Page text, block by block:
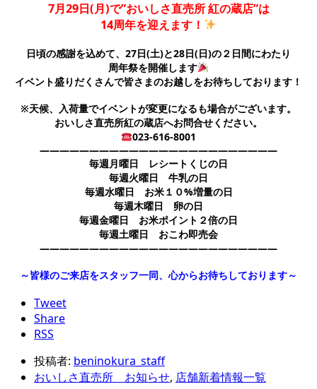
7月29日(月)で”おいしさ直売所 紅の蔵店”は
14周年を迎えます！
日頃の感謝を込めて、27日(土)と28日(日)の２日間にわたり
周年祭を開催します
イベント盛りだくさんで皆さまのお越しをお待ちしております！
※天候、入荷量でイベントが変更になるも場合がございます。
おいしさ直売所紅の蔵店へお問合せください。
023-616-8001
――――――――――――――――――――――――
毎週月曜日 レシートくじの日
毎週火曜日 牛乳の日
毎週水曜日 お米１０%増量の日
毎週木曜日 卵の日
毎週金曜日 お米ポイント２倍の日
毎週土曜日 おこわ即売会
――――――――――――――――――――――――
～皆様のご来店をスタッフ一同、心からお待ちしております～
Tweet
Share
RSS
投稿者: beninokura_staff
おいしさ直売所 お知らせ, 店舗新着情報一覧